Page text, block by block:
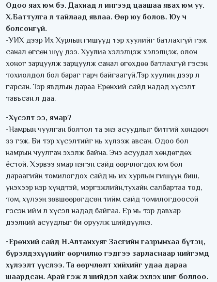
Одоо яах юм бэ. Дахиад л ингээд цаашаа явах юм уу.
Х.Баттулга л тайлаад явлаа. Өөр юу болов. Юу ч
болсонгүй.
-УИХ дээр Их Хурлын гишүүд тэр хуулийг батлахгүй гэж
санал өгсөн шүү дээ. Хуулиа хэлэлцэж хэлэлцэж, олон
хоног зарцуулж зарцуулж санал өгөхдөө батлахгүй гэсэн
тохиолдол бол бараг гарч байгаагүй.Тэр хуулин дээр л
гарсан. Тэр явдлын дараа Ерөнхий сайд надад хүсэлт
тавьсан л даа.
-Хүсэлт ээ, ямар?
-Намрын чуулган болтол та энэ асуудлыг битгий хөндөөч
ээ гэж. Би тэр хүсэлтийг нь хүлээж авсан. Одоо бол
намрын чуулган эхэлж байна. Энэ асуудал хөндөгдөх
ёстой. Хэрвээ ямар нэгэн сайд өөрчлөгдөх юм бол
дараагийн томилогдох сайд нь их хурлын гишүүн биш,
үнэхээр нэр хүндтэй, мэргэжлийн,тухайн салбартаа тод,
том, хүлээн зөвшөөрөгдсөн тийм сайд томилогдоосой
гэсэн ийм л хүсэл надад байгаа. Ер нь тэр давхар
дээлний асуудлыг би оруулж шийдүүлнэ.
-Ерөнхий сайд Н.Алтанхуяг Засгийн газрынхаа бүтэц,
бүрэлдэхүүнийг өөрчилнө гэдгээ зарласнаар нийгэмд
хүлээлт үүслээ. Та өөрчлөлт хийхийг удаа дараа
шаардсан. Арай гэж л шийдэл хайж эхлэх шиг боллоо.